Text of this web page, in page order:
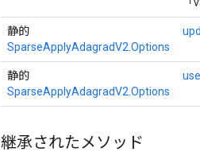
静的
SparseApplyAdagradV2.Options
静的
SparseApplyAdagradV2.Options
継承されたメソッド